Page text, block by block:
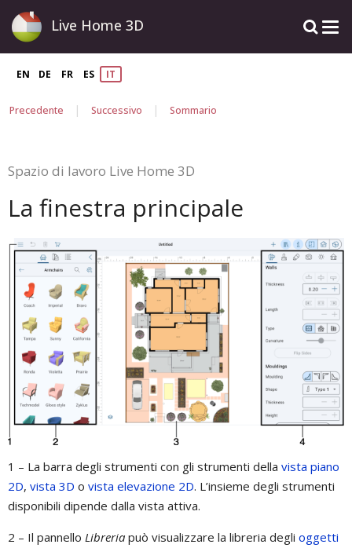
Live Home 3D
EN DE FR ES IT
Precedente | Successivo | Sommario
Spazio di lavoro Live Home 3D
La finestra principale
1 – La barra degli strumenti con gli strumenti della vista piano
2D, vista 3D o vista elevazione 2D. L’insieme degli strumenti
disponibili dipende dalla vista attiva.
2 – Il pannello Libreria può visualizzare la libreria degli oggetti